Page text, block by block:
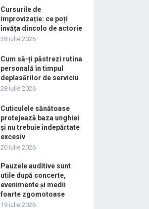
Cursurile de
improvizație: ce poți
învăța dincolo de actorie
28 iulie 2026
Cum să-ți păstrezi rutina
personală în timpul
deplasărilor de serviciu
28 iulie 2026
Cuticulele sănătoase
protejează baza unghiei
și nu trebuie îndepărtate
excesiv
20 iulie 2026
Pauzele auditive sunt
utile după concerte,
evenimente și medii
foarte zgomotoase
19 iulie 2026